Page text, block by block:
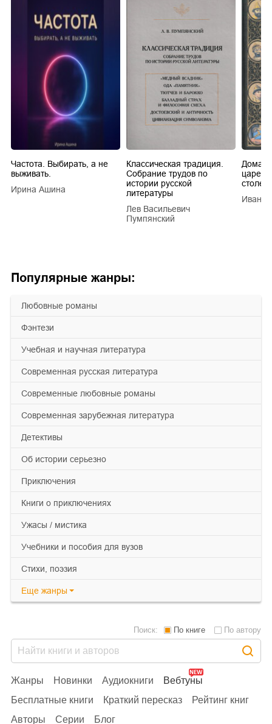
Популярные жанры:
любовные романы
фэнтези
учебная и научная литература
современная русская литература
современные любовные романы
современная зарубежная литература
детективы
об истории серьезно
приключения
книги о приключениях
ужасы / мистика
учебники и пособия для вузов
cтихи, поэзия
Еще жанры
Частота. Выбирать, а не
выживать.
Ирина Ашина
Классическая традиция.
Собрание трудов по
истории русской
литературы
Лев Васильевич
Пумпянский
царей
Иван
Жанры Новинки Аудиокниги
Вебтуны
Бесплатные книги
Краткий пересказ
Рейтинг книг
Авторы
Серии Блог
Поиск: По книге По автору